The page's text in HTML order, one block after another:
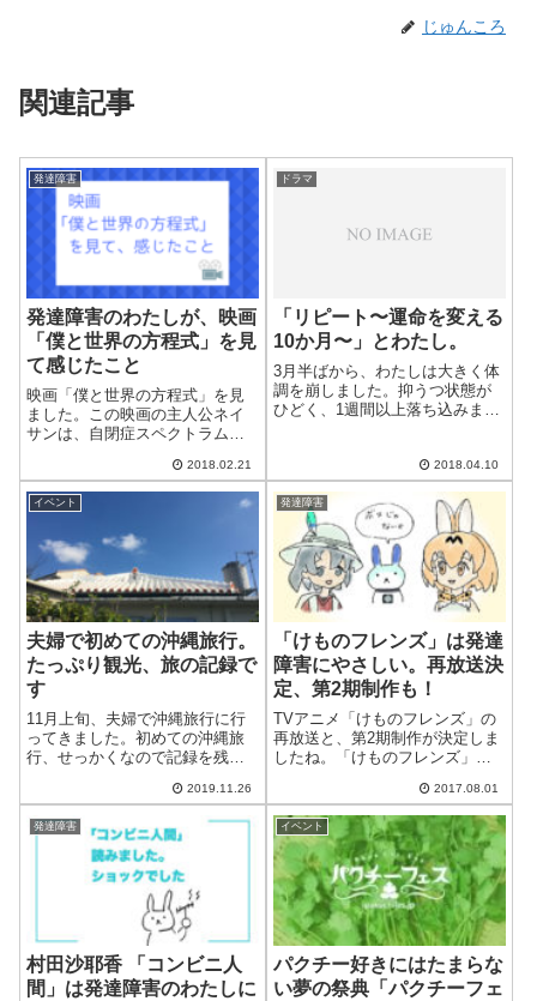
じゅんころ
関連記事
発達障害
発達障害のわたしが、映画
「僕と世界の方程式」を見
て感じたこと
映画「僕と世界の方程式」を見
ました。この映画の主人公ネイ
サンは、自閉症スペクトラムで
障害当事者として、映画を見た
感想をまとめたいと思います。
以下、映画のキャッチコピーと
目指す天才少年が...
2018.02.21
ドラマ
「リピート〜運命を変える
10か月〜」とわたし。
3月半ばから、わたしは大きく体
調を崩しました。抑うつ状態が
ひどく、1週間以上落ち込みまし
マ「リピート〜運命を変える10
か月〜」だけは見ることができ
ました。横になってひたすら
「リピート」...
2018.04.10
イベント
夫婦で初めての沖縄旅行。
たっぷり観光、旅の記録で
す
11月上旬、夫婦で沖縄旅行に行
ってきました。初めての沖縄旅
行、せっかくなので記録を残し
日目 首里城当日は、4時半起き
空港で買ったサンドイッチを機
内で。予定時刻の10時半に那覇
空港に到...
2019.11.26
発達障害
「けものフレンズ」は発達
障害にやさしい。再放送決
定、第2期制作も！
TVアニメ「けものフレンズ」の
再放送と、第2期制作が決定しま
したね。「けものフレンズ」を
単にご説明します。それと「け
ものフレンズ」は発達障害にや
さしいアニメだな、と思った理
由も合わせてどうぞ。TVアニメ
「けものフ...
2017.08.01
発達障害
村田沙耶香 「コンビニ人
間」は発達障害のわたしに
イベント
パクチー好きにはたまらな
い夢の祭典「パクチーフェ